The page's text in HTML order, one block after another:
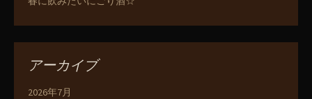
アーカイブ
2026年7月